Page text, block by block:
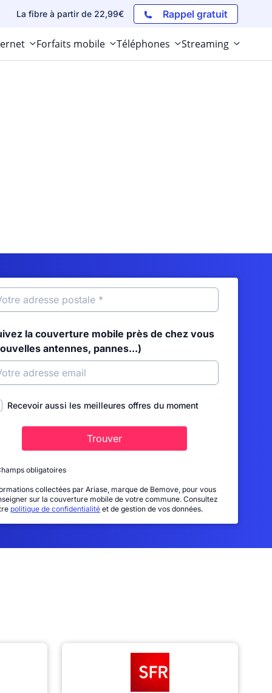
La fibre à partir de 22,99€ Rappel gratuit
Forfaits mobile Téléphones Streaming
la couverture mobile près de chez vous
antennes, pannes...)
Recevoir aussi les meilleures offres du moment
Trouver
obligatoires
collectées par Ariase, marque de Bemove, pour vous
sur la couverture mobile de votre commune. Consultez
politique de confidentialité et de gestion de vos données.